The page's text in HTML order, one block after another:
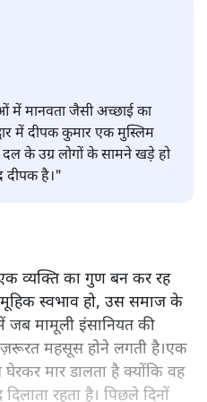
मानवता जैसी अच्छाई का
में दीपक कुमार एक मुस्लिम
दल के उग्र लोगों के सामने खड़े हो
दीपक है।"
व्यक्ति का गुण बन कर रह
स्वभाव हो, उस समाज के
जब मामूली इंसानियत की
ज़रूरत महसूस होने लगती है।एक
मार डालता है क्योंकि वह
रहता है। पिछले दिनों